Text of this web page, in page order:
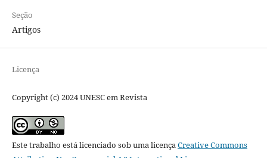
Seção
Artigos
Licença
Copyright (c) 2024 UNESC em Revista
Este trabalho está licenciado sob uma licençaCreative Commons